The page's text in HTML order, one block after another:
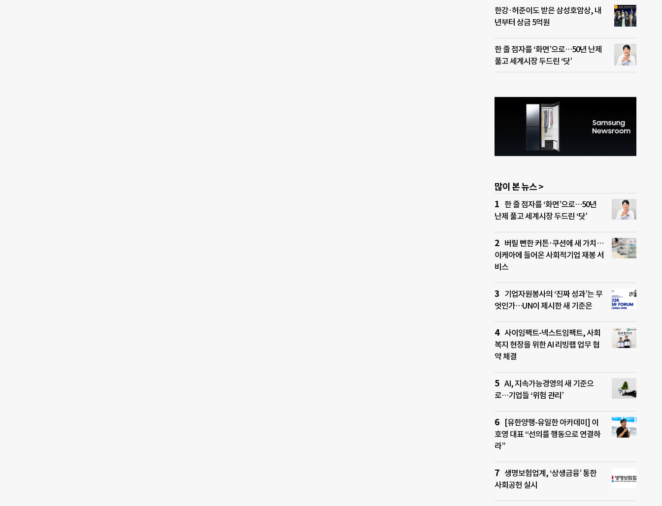
한강·허준이도 받은 삼성호암상, 내
년부터 상금 5억원
한 줄 점자를 ‘화면’으로…50년 난제
풀고 세계시장 두드린 ‘닷’
많이 본 뉴스 >
한 줄 점자를 ‘화면’으로…50년
난제 풀고 세계시장 두드린 ‘닷’
버릴 뻔한 커튼·쿠션에 새 가치…
이케아에 들어온 사회적기업 재봉 서
비스
기업자원봉사의 ‘진짜 성과’는 무
엇인가…UN이 제시한 새 기준은
사이임팩트-넥스트임팩트, 사회
복지 현장을 위한 AI 리빙랩 업무 협
약 체결
AI, 지속가능경영의 새 기준으
로…기업들 ‘위험 관리’
[유한양행-유일한 아카데미] 이
호영 대표 “선의를 행동으로 연결하
라”
생명보험업계, ‘상생금융’ 통한
사회공헌 실시